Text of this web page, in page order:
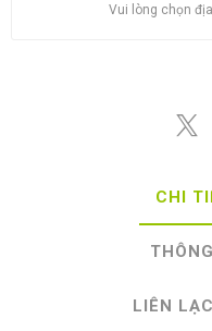
Vui lòng chọn
CHI
LIÊN